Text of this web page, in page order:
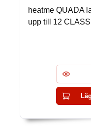
heatme QUADA
upp till 12